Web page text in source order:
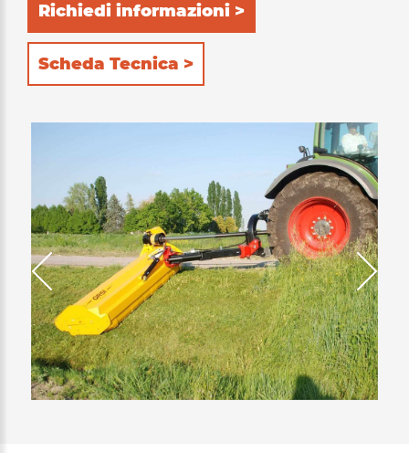
posteriormente che lateralmente al trattore.
L'apparato trinciante è costituito da un doppio
telaio interno costruito totalmente in
antiabrasivo). Doppia posizione del rullo
posteriore di appoggio: 1) autopulente per
consentire lo scarico del prodotto trinciato
posteriormente al rullo. L'assorbimento di
potenza del trattore viene così ridotto al
minimo con conseguente riduzione dei
consumi. 2) posteriore, per trattenere
maggiormente il prodotto all'interno
dell'apparato trinciante e quindi sminuzzarlo
ulteriormente. Le 2 file di controcoltelli
installate all'interno garantiscono in entrambe
Richiedi informazioni >
Scheda Tecnica >